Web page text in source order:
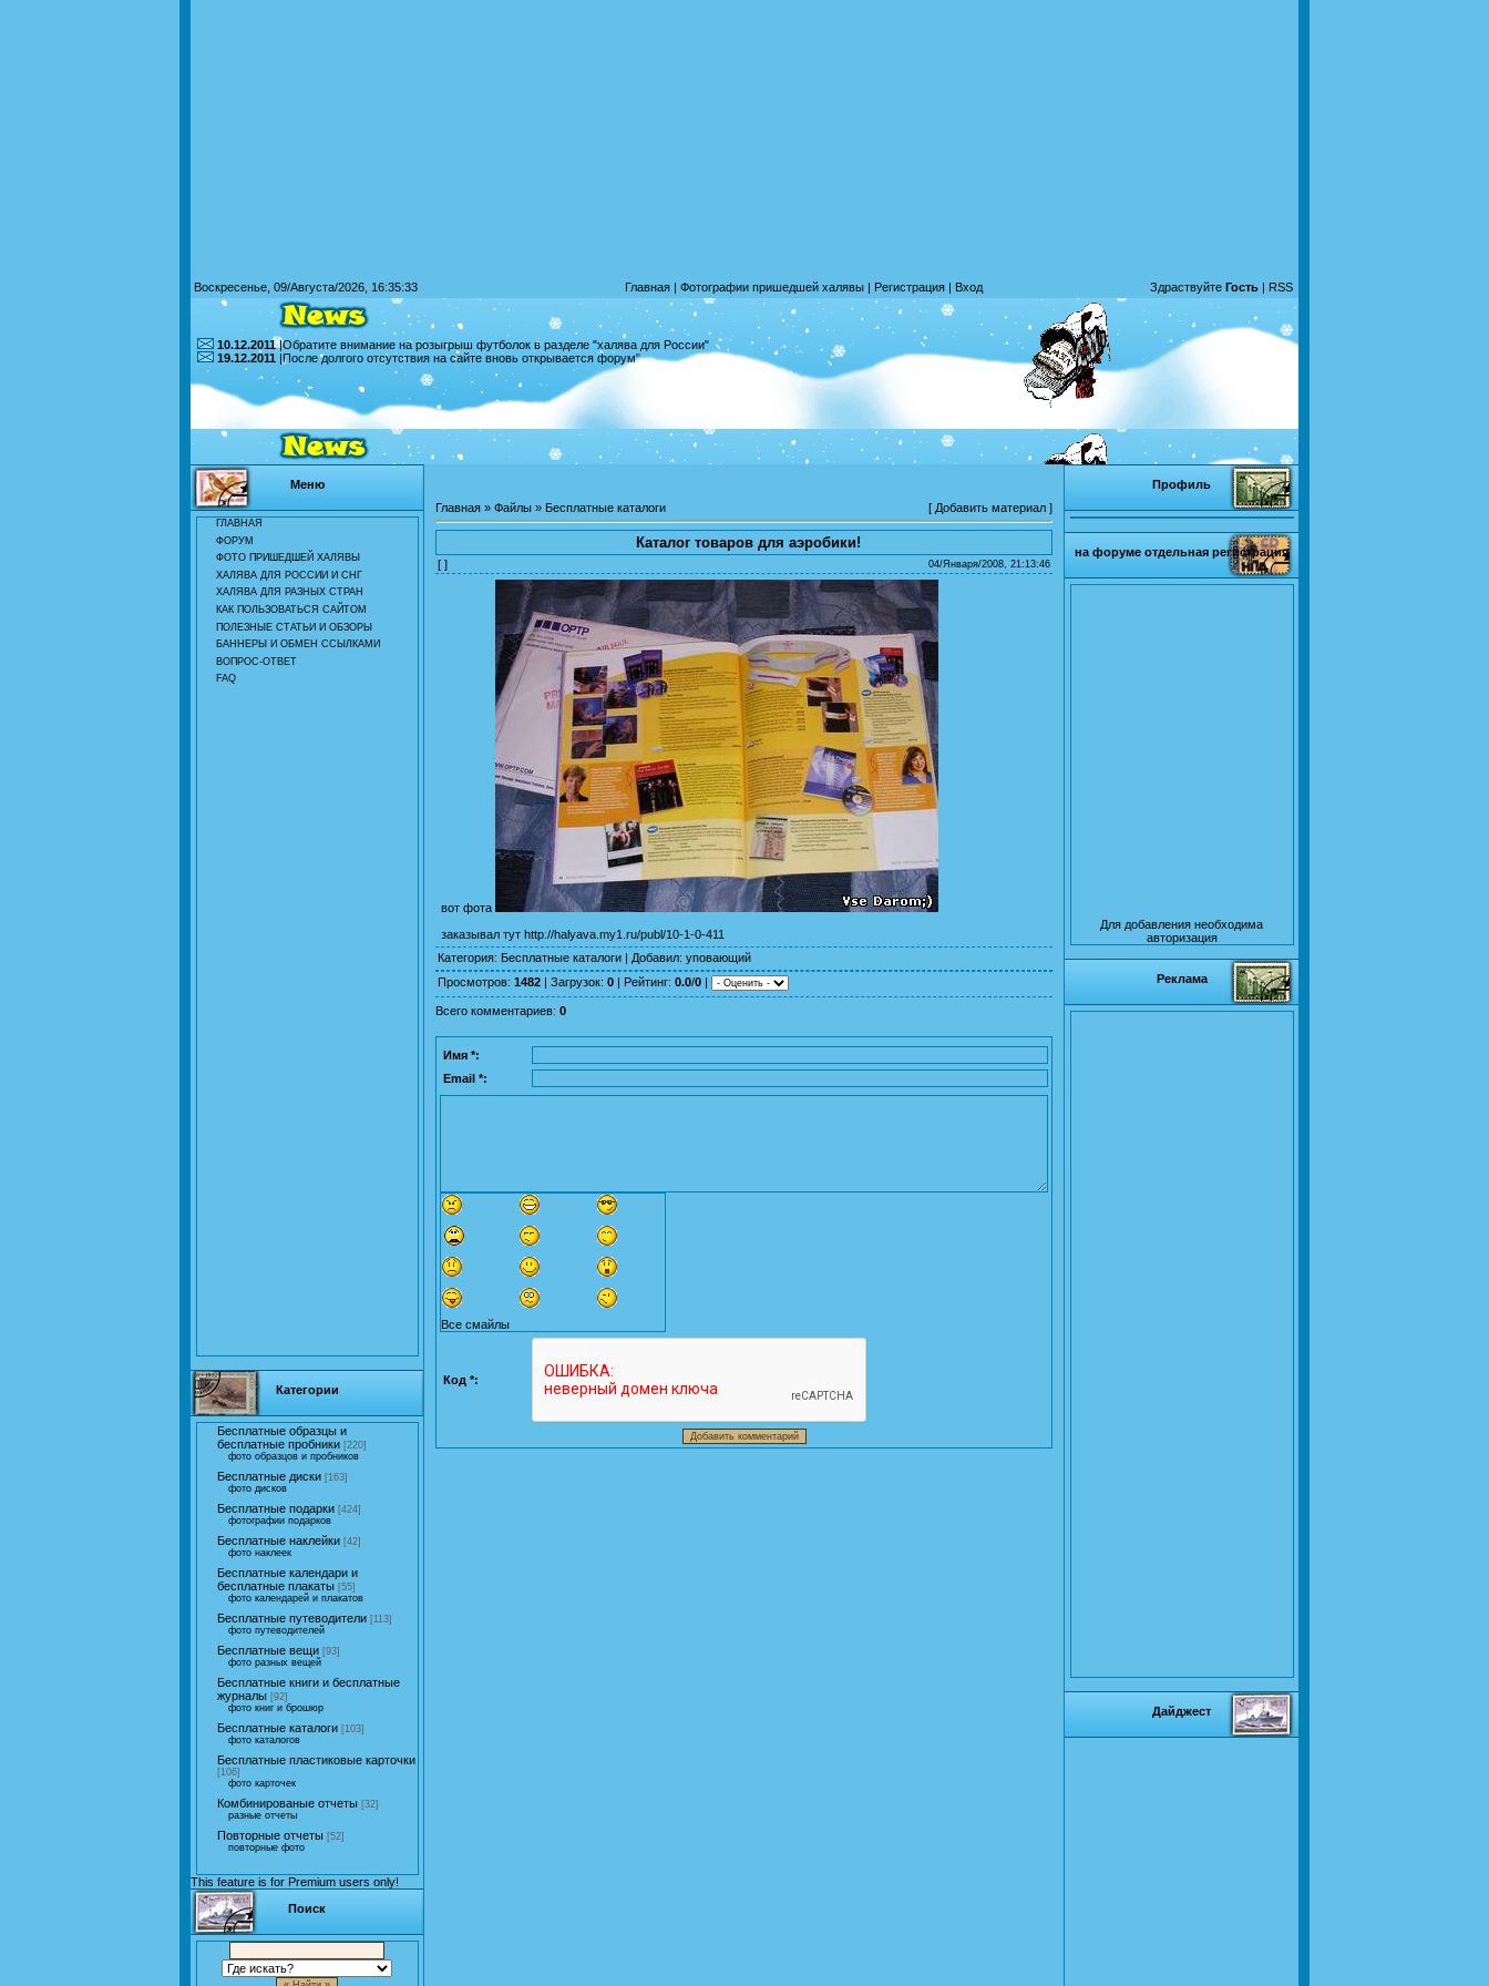
Воскресенье, 09/Августа/2026, 16:35:33 Главная | Фотографии пришедшей халявы | Регистрация | Вход Здраствуйте Гость | RSS
10.12.2011|Обратите внимание на розыгрыш футболок в разделе "халява для России"
19.12.2011 |После долгого отсутствия на сайте вновь открывается форум"
Меню
ГЛАВНАЯ
ФОРУМ
ФОТО ПРИШЕДШЕЙ ХАЛЯВЫ
ХАЛЯВА ДЛЯ РОССИИ И СНГ
ХАЛЯВА ДЛЯ РАЗНЫХ СТРАН
КАК ПОЛЬЗОВАТЬСЯ САЙТОМ
ПОЛЕЗНЫЕ СТАТЬИ И ОБЗОРЫ
БАННЕРЫ И ОБМЕН ССЫЛКАМИ
ВОПРОС-ОТВЕТ
FAQ
Категории
Бесплатные образцы и
бесплатные пробники [220]
фото образцов и пробников
Бесплатные диски [163]
фото дисков
Бесплатные подарки [424]
фотографии подарков
Бесплатные наклейки [42]
фото наклеек
Бесплатные календари и
бесплатные плакаты [55]
фото календарей и плакатов
Бесплатные путеводители [113]
фото путеводителей
Бесплатные вещи [93]
фото разных вещей
Бесплатные книги и бесплатные
журналы [92]
фото книг и брошюр
Бесплатные каталоги [103]
фото каталогов
Бесплатные пластиковые карточки
[106]
фото карточек
Комбинированые отчеты [32]
разные отчеты
Повторные отчеты [52]
повторные фото
This feature is for Premium users only!
Поиск
Главная » Файлы » Бесплатные каталоги [ Добавить материал ]
Каталог товаров для аэробики!
[ ] 04/Января/2008, 21:13:46
вот фота
заказывал тут http://halyava.my1.ru/publ/10-1-0-411
Категория: Бесплатные каталоги | Добавил: уповающий
Просмотров: 1482 | Загрузок: 0 | Рейтинг: 0.0/0 |
Всего комментариев: 0
Имя *:
Email *:
Все смайлы
Код *:
Профиль
на форуме отдельная регистрация
Для добавления необходима
авторизация
Реклама
Дайджест